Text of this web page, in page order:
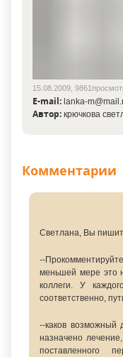
15.08.2009,
E-mail: lanka-
Автор: крючкова
Комментарии
Светлана, Вы
--
меньшей мере это
коллеги. У
соответственно,
--каков возможный
назначено
поставленного